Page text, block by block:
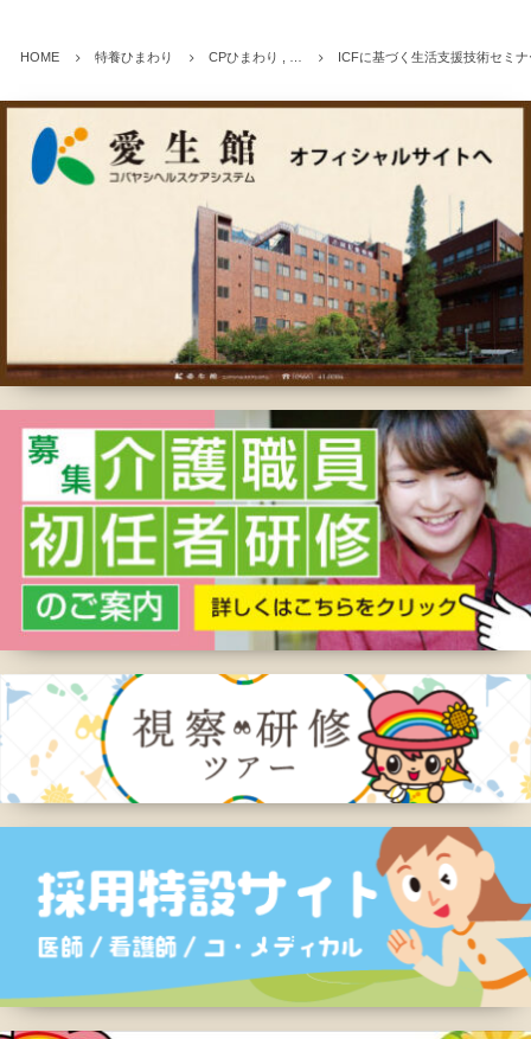
HOME 特養ひまわり CPひまわり , … ICFに基づく生活支援技術セミナ